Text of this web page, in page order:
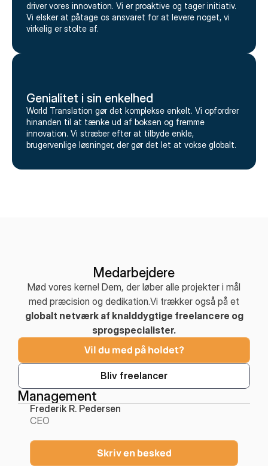
driver vores innovation. Vi er proaktive og tager initiativ.
Vi elsker at påtage os ansvaret for at levere noget, vi
virkelig er stolte af.
Genialitet i sin enkelhed
World Translation gør det komplekse enkelt. Vi opfordrer
hinanden til at tænke ud af boksen og fremme
innovation. Vi stræber efter at tilbyde enkle,
brugervenlige løsninger, der gør det let at vokse globalt.
Medarbejdere
Mød vores kerne! Dem, der løber alle projekter i mål
med præcision og dedikation.Vi trækker også på et
globalt netværk af knalddygtige freelancere og
sprogspecialister.
Vil du med på holdet?
Bliv freelancer
Management
Frederik R. Pedersen
CEO
Skriv en besked